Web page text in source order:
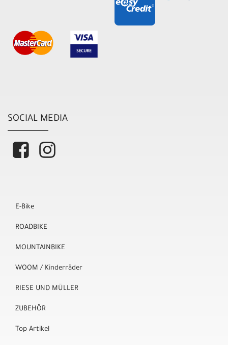
SOCIAL MEDIA
E-Bike
ROADBIKE
MOUNTAINBIKE
WOOM / Kinderräder
RIESE UND MÜLLER
ZUBEHÖR
Top Artikel